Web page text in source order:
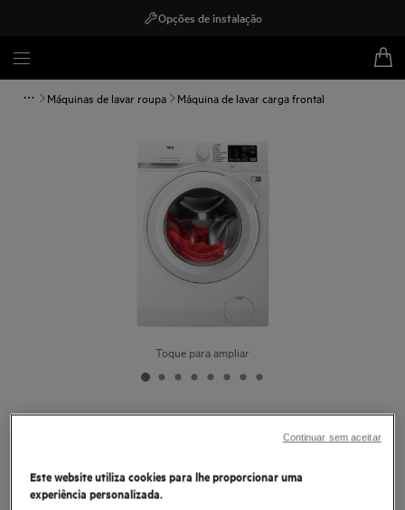
Opções de instalação
Máquinas de lavar roupa Máquina de lavar carga frontal
Toque para ampliar
Máquina de lavar roupa de livre
instalação de 8.0 kg
Este website utiliza cookies para lhe proporcionar uma
experiência personalizada.
Continuar sem aceitar